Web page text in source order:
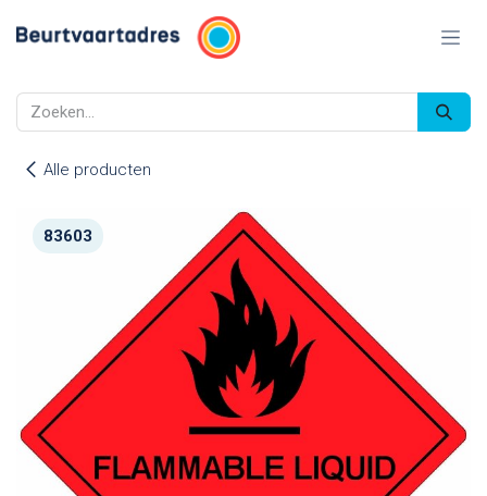
Alle producten
83603